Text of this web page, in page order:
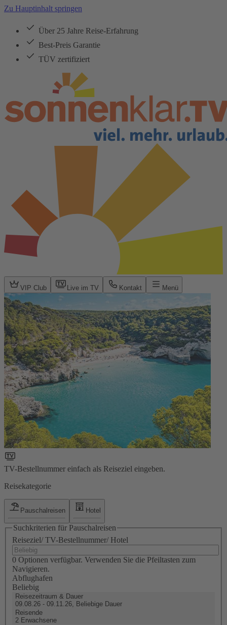
Zu Hauptinhalt springen
Über 25 Jahre Reise-Erfahrung
Best-Preis Garantie
TÜV zertifiziert
VIP Club Live im TV Kontakt Menü
TV-Bestellnummer einfach als Reiseziel eingeben.
Reisekategorie
Pauschalreisen Hotel
Suchkriterien für Pauschalreisen
Reiseziel/ TV-Bestellnummer/ Hotel
0 Optionen verfügbar. Verwenden Sie die Pfeiltasten zum
Navigieren.
Abflughafen
Beliebig
Reisezeitraum & Dauer
09.08.26 - 09.11.26, Beliebige Dauer
Reisende
2 Erwachsene